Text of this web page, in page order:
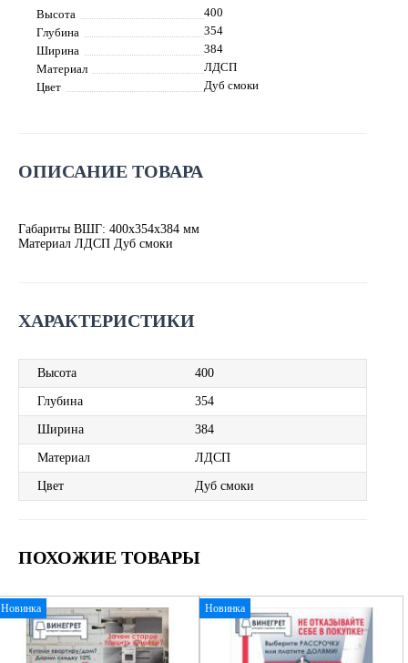
Высота
400
Глубина
354
Ширина
384
Материал
ЛДСП
Цвет
Дуб смоки
ОПИСАНИЕ ТОВАРА
Габариты ВШГ: 400х354х384 мм
Материал ЛДСП Дуб смоки
ХАРАКТЕРИСТИКИ
Высота 400
Глубина 354
Ширина 384
Материал ЛДСП
Цвет Дуб смоки
ПОХОЖИЕ ТОВАРЫ
Новинка Новинка